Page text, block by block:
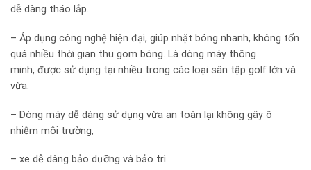
dễ dàng tháo lắp.
– Áp dụng công nghệ hiện đại, giúp nhặt bóng nhanh, không tốn
quá nhiều thời gian thu gom bóng. Là dòng máy thông
minh, được sử dụng tại nhiều trong các loại sân tập golf lớn và
vừa.
– Dòng máy dễ dàng sử dụng vừa an toàn lại không gây ô
nhiễm môi trường,
– xe dễ dàng bảo dưỡng và bảo trì.